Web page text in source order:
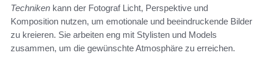
Techniken kann der Fotograf Licht, Perspektive und
Komposition nutzen, um emotionale und beeindruckende Bilder
zu kreieren. Sie arbeiten eng mit Stylisten und Models
zusammen, um die gewünschte Atmosphäre zu erreichen.